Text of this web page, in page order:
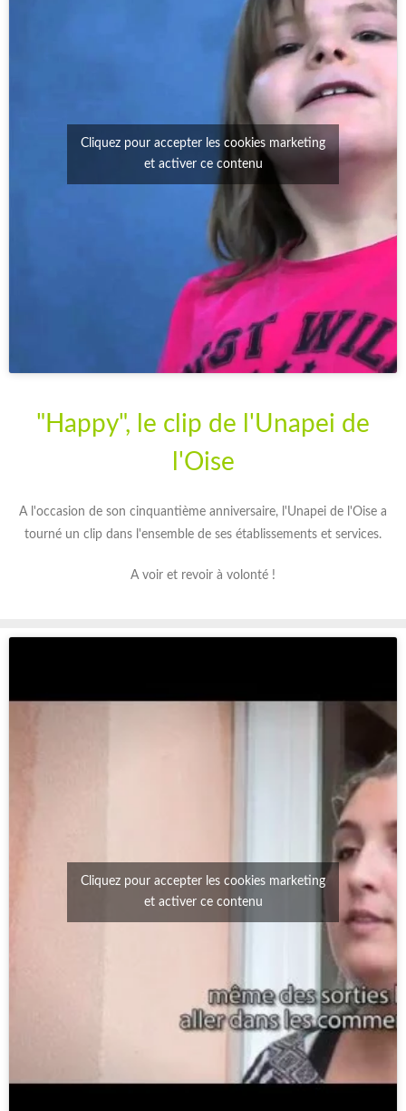
Cliquez pour accepter les cookies marketing
et activer ce contenu
"Happy", le clip de l'Unapei de
l'Oise
A l'occasion de son cinquantième anniversaire, l'Unapei de l'Oise a
tourné un clip dans l'ensemble de ses établissements et services.
A voir et revoir à volonté !
Cliquez pour accepter les cookies marketing
et activer ce contenu